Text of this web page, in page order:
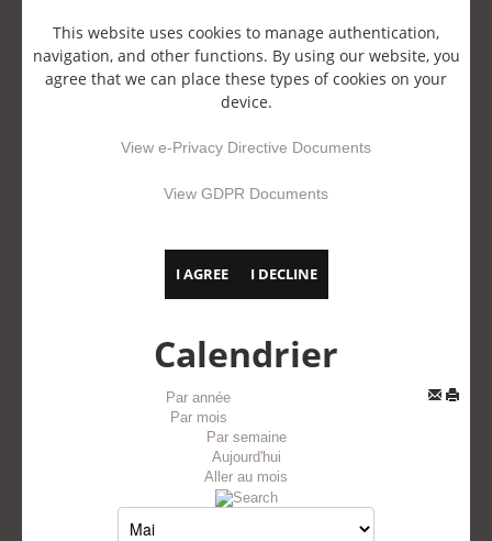
This website uses cookies to manage authentication,
navigation, and other functions. By using our website, you
agree that we can place these types of cookies on your
device.
View e-Privacy Directive Documents
View GDPR Documents
I AGREE I DECLINE
Calendrier
Par année
Par mois
Par semaine
Aujourd'hui
Aller au mois